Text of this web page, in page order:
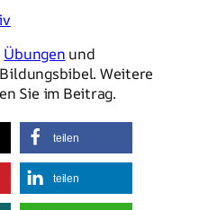
Übungen und
Weitere
Sie im Beitrag.
teilen
teilen